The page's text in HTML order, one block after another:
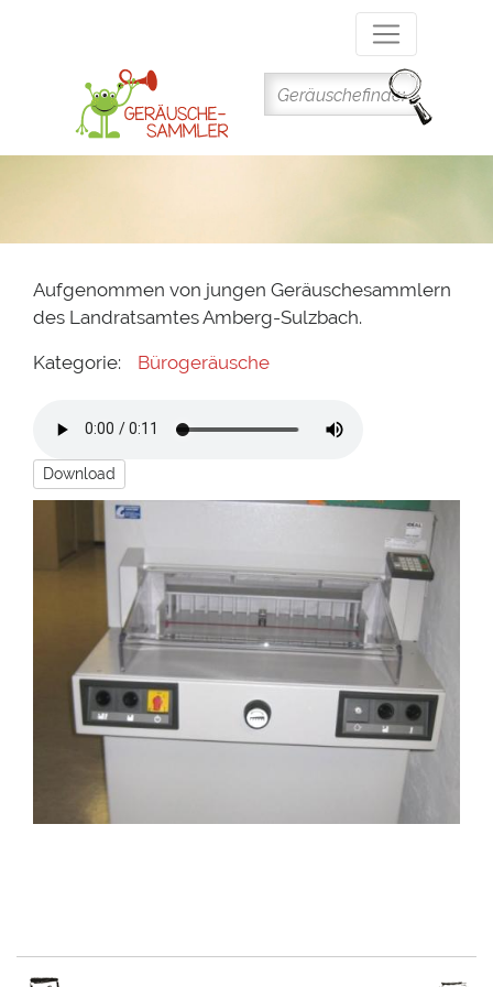
Inhalt
Aufgenommen von jungen Geräuschesammlern
des Landratsamtes Amberg-Sulzbach.
Kategorie: Bürogeräusche
Download